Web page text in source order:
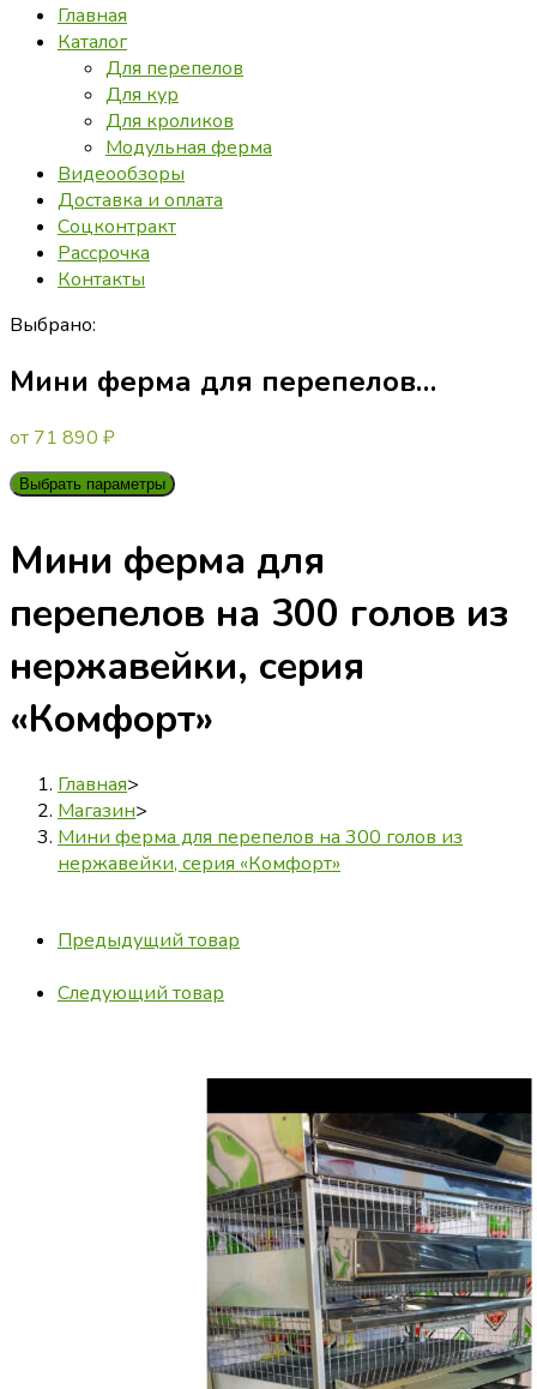
Главная
Каталог
Для перепелов
Для кур
Для кроликов
Модульная ферма
Видеообзоры
Доставка и оплата
Соцконтракт
Рассрочка
Контакты
Выбрано:
Мини ферма для перепелов…
от 71 890 ₽
Выбрать параметры
Мини ферма для
перепелов на 300 голов из
нержавейки, серия
«Комфорт»
Главная>
Магазин>
Мини ферма для перепелов на 300 голов из
нержавейки, серия «Комфорт»
Предыдущий товар
Следующий товар